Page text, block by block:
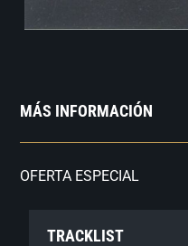
MÁS INFORMACIÓN
OFERTA ESPECIAL
TRACKLIST